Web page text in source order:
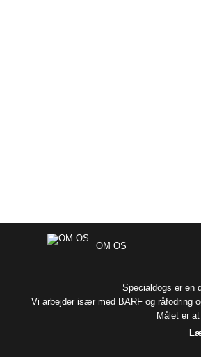
OM OS
Specialdogs er en
Vi arbejder især med BARF og råfodring
Målet er